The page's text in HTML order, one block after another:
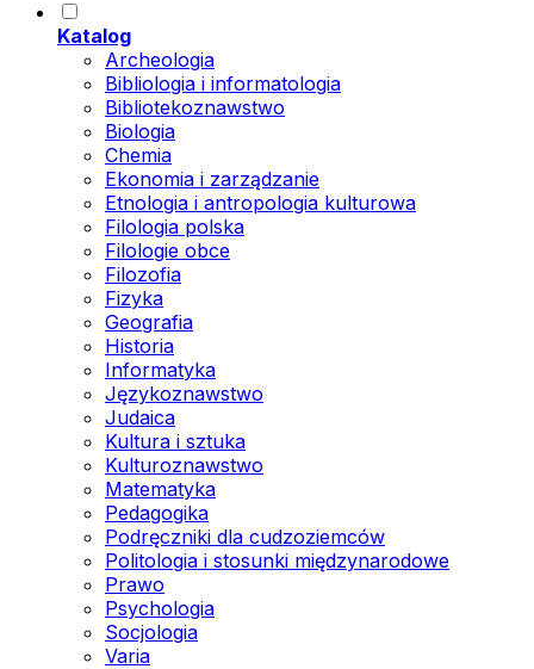
Katalog
Archeologia
Bibliologia i informatologia
Bibliotekoznawstwo
Biologia
Chemia
Ekonomia i zarządzanie
Etnologia i antropologia kulturowa
Filologia polska
Filologie obce
Filozofia
Fizyka
Geografia
Historia
Informatyka
Językoznawstwo
Judaica
Kultura i sztuka
Kulturoznawstwo
Matematyka
Pedagogika
Podręczniki dla cudzoziemców
Politologia i stosunki międzynarodowe
Prawo
Psychologia
Socjologia
Varia